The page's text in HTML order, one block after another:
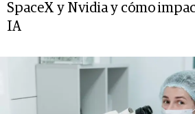
SpaceX y Nvidia y cómo
IA